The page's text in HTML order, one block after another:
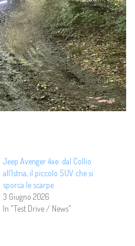
Jeep Avenger 4xe: dal Collio
all’Istria, il piccolo SUV che si
sporca le scarpe
3 Giugno 2026
In "Test Drive / News"